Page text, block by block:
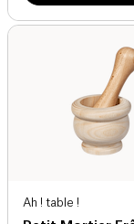
Ah ! table !